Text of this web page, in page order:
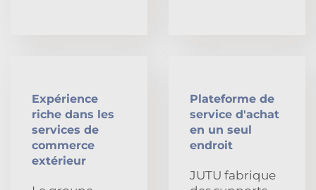
Expérience
riche dans les
services de
commerce
extérieur
Plateforme de
service d'achat
en un seul
endroit
JUTU fabrique